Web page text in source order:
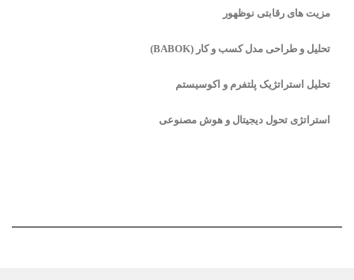
مزیت های رقابتی نوظهور
تحلیل و طراحی مدل کسب و کار (BABOK)
تحلیل استراتژیک پلتفرم و اکوسیستم
استراتژی تحول دیجیتال و هوش مصنوعی